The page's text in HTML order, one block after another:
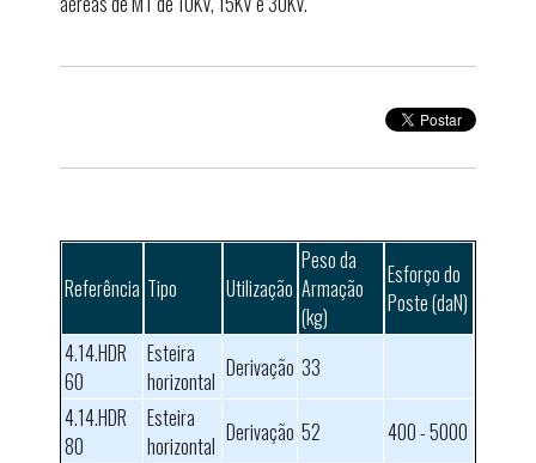
Referência Tipo Utilização
Peso da
Armação
(kg)
Esforço do
Poste (daN)
4.14.HDR
60
Esteira
horizontal Derivação 33
4.14.HDR
80
Esteira
horizontal Derivação 52
400 - 5000